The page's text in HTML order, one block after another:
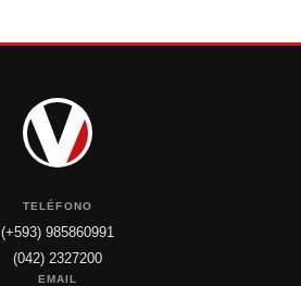
TELÉFONO
(+593) 985860991
(042) 2327200
EMAIL